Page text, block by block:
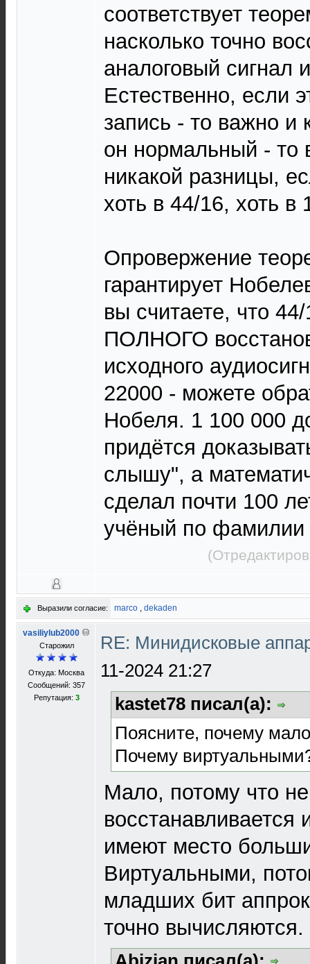
соответствует
насколько точно
аналоговый сигнал
Естественно, если
запись - то важно и
он нормальный - то
никакой разницы,
хоть в 44/16, хоть
Опровержение
гарантирует
вы считаете, что
ПОЛНОГО
исходного
22000 - можете
Нобеля. 1 100 000
придётся
слышу", а
сделал почти 100
учёный по фамилии
Выразили согласие: marco , dekaden
vasiliylub2000
Старожил
Откуда: Москва
Сообщений: 357
Репутация: 3
RE: Минидисковые
11-2024 21:27
kastet78 писал(а):
Поясните, почему
Почему
Мало, потому что
восстанавливается
имеют место
Виртуальными,
младших бит
точно вычисляются.